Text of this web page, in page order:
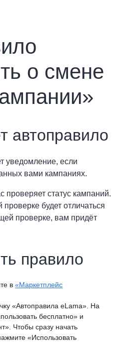
о смене
автоправило
уведомление, если
вами кампаниях.
проверяет статус кампаний.
проверке будет отличаться
проверке, вам придёт
правило
в«Маркетплейс
«Автоправила eLama» . На
бесплатно» и
Чтобы сразу начать
«Использовать